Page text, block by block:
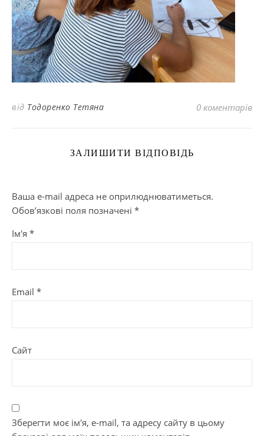
від Тодоренко Тетяна 0 коментарів
ЗАЛИШИТИ ВІДПОВІДЬ
Ваша e-mail адреса не оприлюднюватиметься.
Обов’язкові поля позначені *
Ім'я *
Email *
Сайт
Зберегти моє ім'я, e-mail, та адресу сайту в цьому